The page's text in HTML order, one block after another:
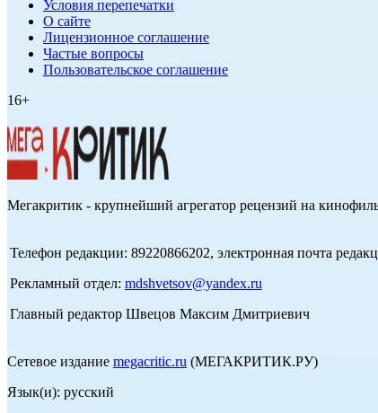
Условия перепечатки
О сайте
Лицензионное соглашение
Частые вопросы
Пользовательское соглашение
16+
Мегакритик - крупнейший агрегатор рецензий на
Телефон редакции: 89220866202, электронная почта
Рекламный отдел: mdshvetsov@yandex.ru
Главный редактор Швецов Максим Дмитриевич
Сетевое издание megacritic.ru (МЕГАКРИТИК.РУ)
Язык(и): русский